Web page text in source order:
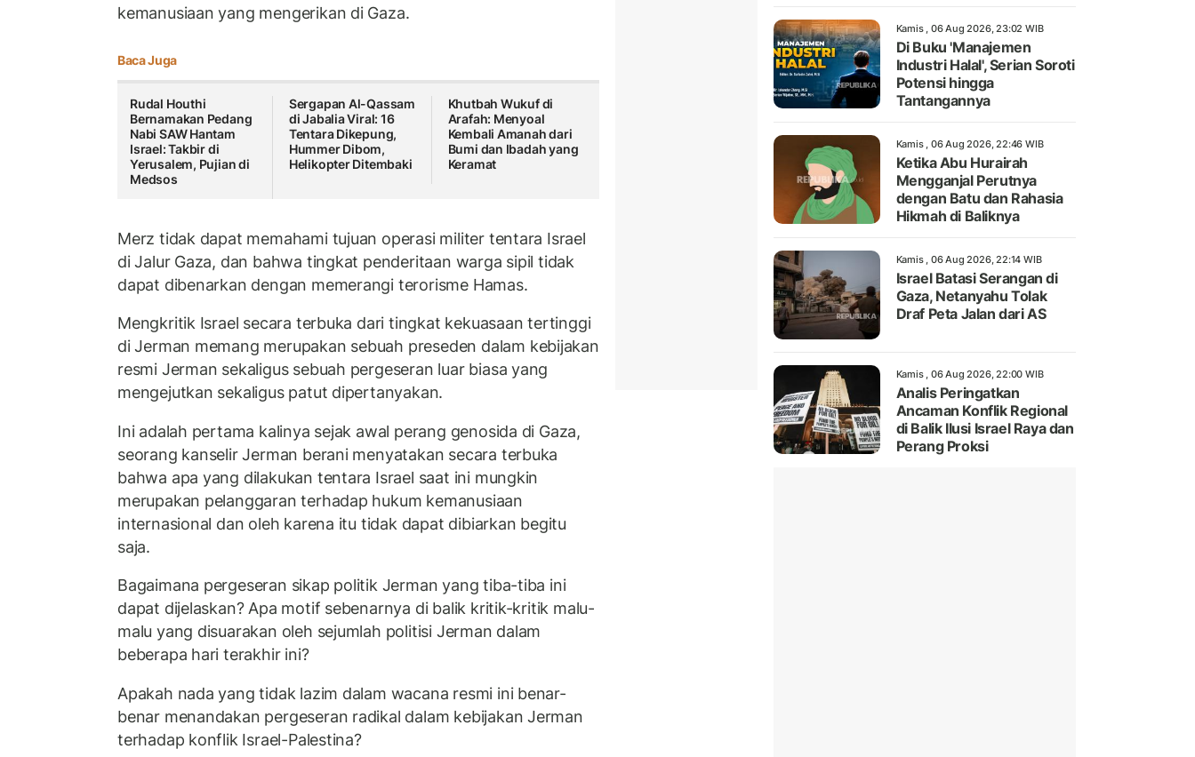
kemanusiaan yang mengerikan di Gaza.
Baca Juga
Rudal Houthi
Bernamakan Pedang
Nabi SAW Hantam
Israel: Takbir di
Yerusalem, Pujian di
Medsos
Sergapan Al-Qassam
di Jabalia Viral: 16
Tentara Dikepung,
Hummer Dibom,
Helikopter Ditembaki
Khutbah Wukuf di
Arafah: Menyoal
Kembali Amanah dari
Bumi dan Ibadah yang
Keramat
Merz tidak dapat memahami tujuan operasi militer tentara Israel
di Jalur Gaza, dan bahwa tingkat penderitaan warga sipil tidak
dapat dibenarkan dengan memerangi terorisme Hamas.
Mengkritik Israel secara terbuka dari tingkat kekuasaan tertinggi
di Jerman memang merupakan sebuah preseden dalam kebijakan
resmi Jerman sekaligus sebuah pergeseran luar biasa yang
mengejutkan sekaligus patut dipertanyakan.
Ini adalah pertama kalinya sejak awal perang genosida di Gaza,
seorang kanselir Jerman berani menyatakan secara terbuka
bahwa apa yang dilakukan tentara Israel saat ini mungkin
merupakan pelanggaran terhadap hukum kemanusiaan
internasional dan oleh karena itu tidak dapat dibiarkan begitu
saja.
Bagaimana pergeseran sikap politik Jerman yang tiba-tiba ini
dapat dijelaskan? Apa motif sebenarnya di balik kritik-kritik malu-
malu yang disuarakan oleh sejumlah politisi Jerman dalam
beberapa hari terakhir ini?
Apakah nada yang tidak lazim dalam wacana resmi ini benar-
benar menandakan pergeseran radikal dalam kebijakan Jerman
terhadap konflik Israel-Palestina?
Kamis , 06 Aug 2026, 23:02 WIB
Di Buku 'Manajemen
Industri Halal', Serian Soroti
Potensi hingga
Tantangannya
Kamis , 06 Aug 2026, 22:46 WIB
Ketika Abu Hurairah
Mengganjal Perutnya
dengan Batu dan Rahasia
Hikmah di Baliknya
Kamis , 06 Aug 2026, 22:14 WIB
Israel Batasi Serangan di
Gaza, Netanyahu Tolak
Draf Peta Jalan dari AS
Kamis , 06 Aug 2026, 22:00 WIB
Analis Peringatkan
Ancaman Konflik Regional
di Balik Ilusi Israel Raya dan
Perang Proksi